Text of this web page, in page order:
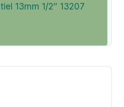
13mm 1/2″ 13207